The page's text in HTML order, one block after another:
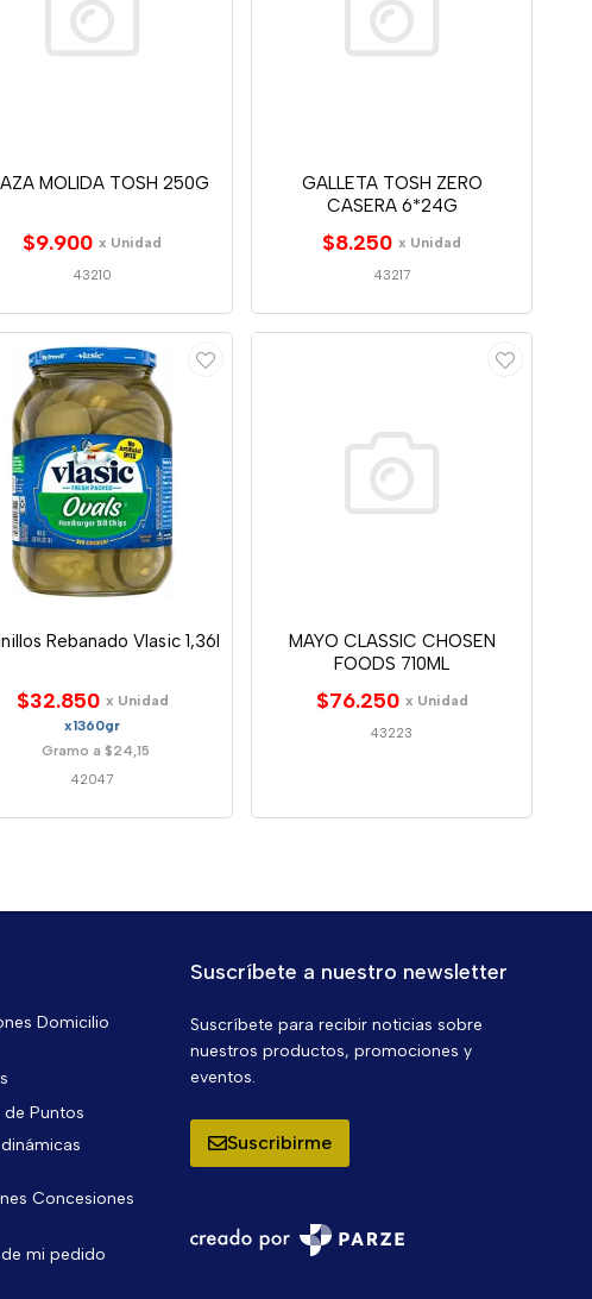
MOLIDA TOSH 250G
$9.900 x Unidad
43210
GALLETA TOSH ZERO
CASERA 6*24G
$8.250 x Unidad
43217
Rebanado Vlasic 1,36l
$32.850 x Unidad
x1360gr
Gramo a $24,15
42047
MAYO CLASSIC CHOSEN
FOODS 710ML
$76.250 x Unidad
43223
Domicilio
Puntos
Concesiones
mi pedido
Suscríbete a nuestro newsletter
Suscríbete para recibir noticias sobre
nuestros productos, promociones y
eventos.
Suscribirme